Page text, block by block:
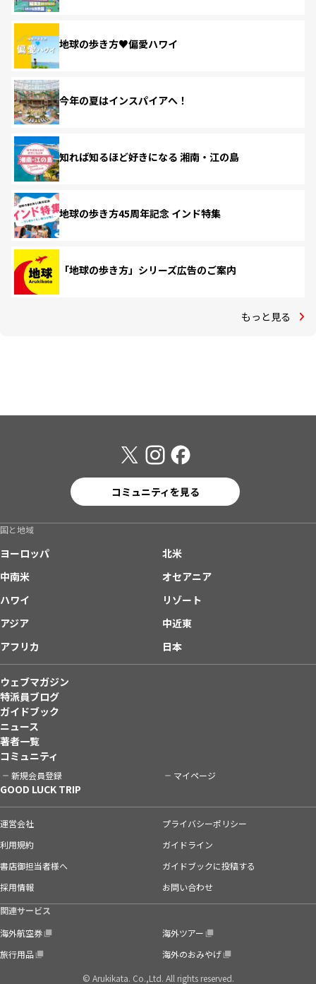
地球の歩き方♥偏愛ハワイ
今年の夏はインスパイアへ！
知れば知るほど好きになる 湘南・江の島
地球の歩き方45周年記念 インド特集
「地球の歩き方」シリーズ広告のご案内
もっと見る
コミュニティを見る
国と地域
ヨーロッパ
北米
中南米
オセアニア
ハワイ
リゾート
アジア
中近東
アフリカ
日本
ウェブマガジン
特派員ブログ
ガイドブック
ニュース
著者一覧
コミュニティ
新規会員登録 マイページ
GOOD LUCK TRIP
運営会社
プライバシーポリシー
利用規約
ガイドライン
書店御担当者様へ
ガイドブックに投稿する
採用情報
お問い合わせ
関連サービス
海外航空券
海外ツアー
旅行用品
海外のおみやげ
© Arukikata. Co.,Ltd. All rights reserved.